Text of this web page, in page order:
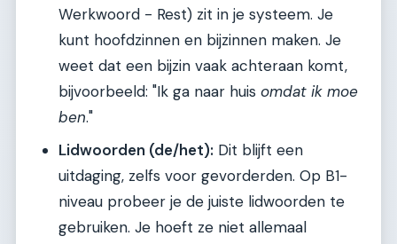
Werkwoord - Rest) zit in je systeem. Je
kunt hoofdzinnen en bijzinnen maken. Je
weet dat een bijzin vaak achteraan komt,
bijvoorbeeld: "Ik ga naar huis omdat ik moe
ben."
Lidwoorden (de/het): Dit blijft een
uitdaging, zelfs voor gevorderden. Op B1-
niveau probeer je de juiste lidwoorden te
gebruiken. Je hoeft ze niet allemaal